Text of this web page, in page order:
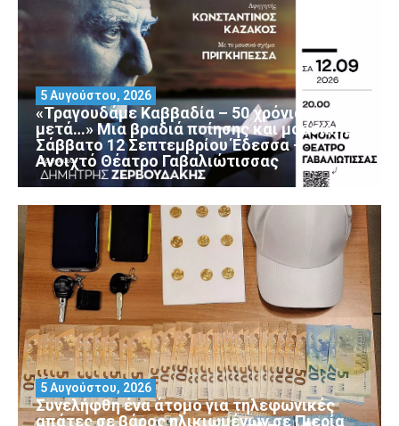
«Τραγουδάμε Καββαδία – 50 χρόνια
μετά…» Μια βραδιά ποίησης και μουσικής
Σάββατο 12 Σεπτεμβρίου Έδεσσα –
Ανοιχτό Θέατρο Γαβαλιώτισσας
5 Αυγούστου, 2026
Συνελήφθη ένα άτομο για τηλεφωνικές
απάτες σε βάρος ηλικιωμένων σε Πιερία
5 Αυγούστου, 2026